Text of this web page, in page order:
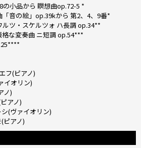
の小品から 瞑想曲op.72-5 *
音の絵」op.39kから 第2、4、9番*
ツ・スケルツォ ハ長調 op.34**
格な変奏曲 ニ短調 op.54***
フ(ピアノ)
イオリン)
ノ)
アノ)
(ヴァイオリン)
ピアノ)